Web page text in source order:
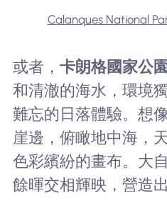
Calanques National
或者， 卡朗格國家公園
和清澈的海水，環境
難忘的日落體驗。想
崖邊，俯瞰地中海，
色彩繽紛的畫布。大
餘暉交相輝映，營造